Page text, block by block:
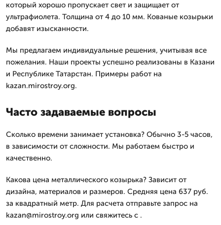
который хорошо пропускает свет и защищает от
ультрафиолета. Толщина от 4 до 10 мм. Кованые козырьки
добавят изысканности.
Мы предлагаем индивидуальные решения, учитывая все
пожелания. Наши проекты успешно реализованы в Казани
и Республике Татарстан. Примеры работ на
kazan.mirostroy.org.
Часто задаваемые вопросы
Сколько времени занимает установка? Обычно 3-5 часов,
в зависимости от сложности. Мы работаем быстро и
качественно.
Какова цена металлического козырька? Зависит от
дизайна, материалов и размеров. Средняя цена 637 руб.
за квадратный метр. Для расчета отправьте запрос на
kazan@mirostroy.org или свяжитесь с .